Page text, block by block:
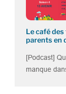
Le café
parents en
[Podcast]
manque